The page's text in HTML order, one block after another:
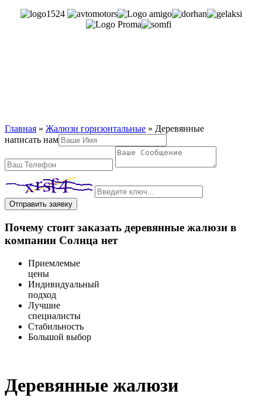
Главная » Жалюзи горизонтальные » Деревянные
написать нам
Отправить заявку
Почему стоит заказать деревянные жалюзи в
компании Солнца нет
Приемлемые
цены
Индивидуальный
подход
Лучшие
специалисты
Стабильность
Большой выбор
Деревянные жалюзи